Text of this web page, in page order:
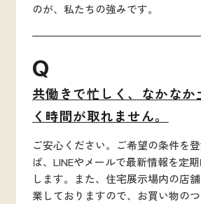
のが、私たちの強みです。
Q
共働きで忙しく、なかなか
く時間が取れません。
ご安心ください。ご希望の条件を
ば、LINEやメールで最新情報を定
します。また、住宅展示場内の店
業しておりますので、お買い物の